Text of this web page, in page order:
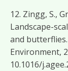
12. Zingg, S.,
Landscape-
and
Environment,
10.1016/